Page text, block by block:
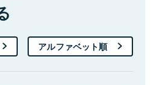
アルファベット順